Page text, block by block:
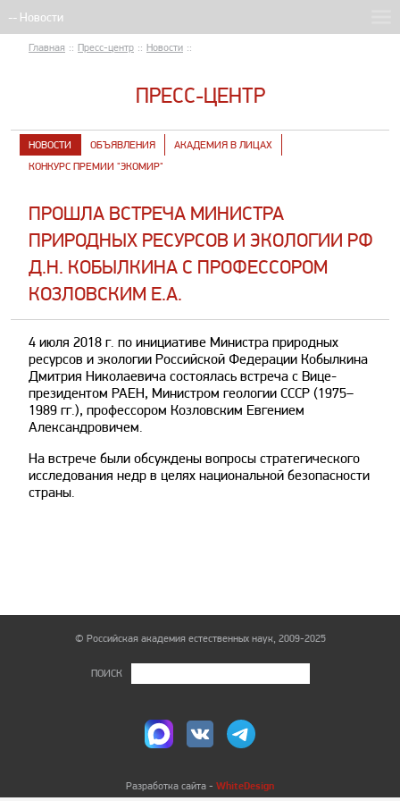
Главная :: Пресс-центр :: Новости ::
ПРЕСС-ЦЕНТР
НОВОСТИ ОБЪЯВЛЕНИЯ
АКАДЕМИЯ В ЛИЦАХ
КОНКУРС ПРЕМИИ "ЭКОМИР"
ПРОШЛА ВСТРЕЧА МИНИСТРА
ПРИРОДНЫХ РЕСУРСОВ И ЭКОЛОГИИ РФ
Д.Н. КОБЫЛКИНА С ПРОФЕССОРОМ
КОЗЛОВСКИМ Е.А.
4 июля 2018 г. по инициативе Министра природных
ресурсов и экологии Российской Федерации Кобылкина
Дмитрия Николаевича состоялась встреча с Вице-
президентом РАЕН, Министром геологии СССР (1975–
1989 гг.), профессором Козловским Евгением
Александровичем.
На встрече были обсуждены вопросы стратегического
исследования недр в целях национальной безопасности
страны.
© Российская академия естественных наук, 2009-2025
ПОИСК
Разработка сайта - WhiteDesign